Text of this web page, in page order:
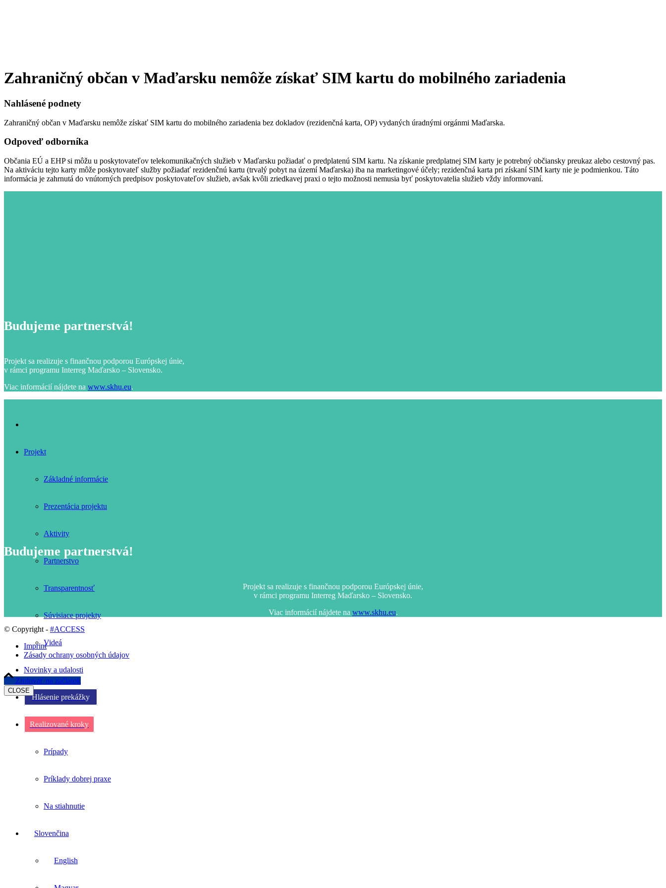
Projekt
Základné informácie
Prezentácia projektu
Aktivity
Partnerstvo
Transparentnosť
Súvisiace projekty
Videá
Novinky a udalosti
Hlásenie prekážky
Realizované kroky
Prípady
Príklady dobrej praxe
Na stiahnutie
Slovenčina
English
Zahraničný občan v Maďarsku nemôže získať SIM kartu do mobilného zariadenia
Nahlásené podnety
Zahraničný občan v Maďarsku nemôže získať SIM kartu do mobilného zariadenia bez dokladov (rezidenčná karta, OP) vydaných úradnými orgánmi Maďarska.
Odpoveď odborníka
Občania EÚ a EHP si môžu u poskytovateľov telekomunikačných služieb v Maďarsku požiadať o predplatenú SIM kartu. Na získanie predplatnej SIM karty je potrebný občiansky preukaz alebo cestovný pas.
Na aktiváciu tejto karty môže poskytovateľ služby požiadať rezidenčnú kartu (trvalý pobyt na území Maďarska) iba na marketingové účely; rezidenčná karta pri získaní SIM karty nie je podmienkou. Táto
informácia je zahrnutá do vnútorných predpisov poskytovateľov služieb, avšak kvôli zriedkavej praxi o tejto možnosti nemusia byť poskytovatelia služieb vždy informovaní.
Budujeme partnerstvá!
Projekt sa realizuje s finančnou podporou Európskej únie,
v rámci programu Interreg Maďarsko – Slovensko.
Viac informácií nájdete na www.skhu.eu.
Budujeme partnerstvá!
Projekt sa realizuje s finančnou podporou Európskej únie,
v rámci programu Interreg Maďarsko – Slovensko.
Viac informácií nájdete na www.skhu.eu.
© Copyright - #ACCESS
Imprint
Zásady ochrany osobných údajov
Zrolovať na začiatok
CLOSE